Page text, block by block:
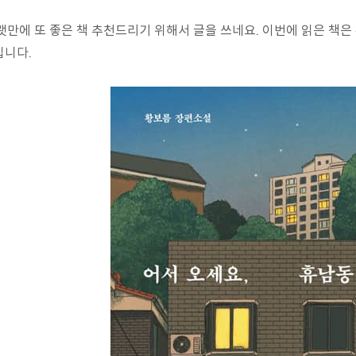
만에 또 좋은 책 추천드리기 위해서 글을 쓰네요. 이번에 읽은 책
니다.